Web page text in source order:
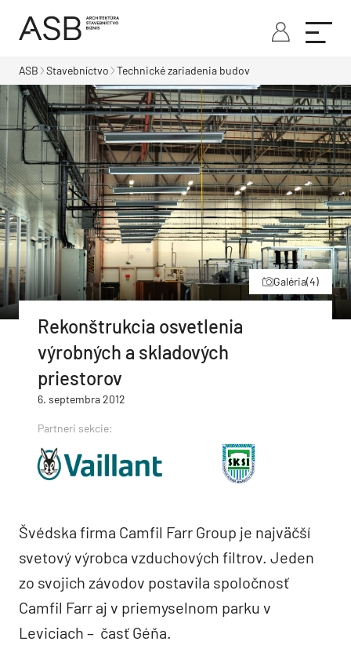
ASB Stavebníctvo Technické zariadenia budov
Galéria(4)
Rekonštrukcia osvetlenia
výrobných a skladových
priestorov
6. septembra 2012
Partneri sekcie:
Švédska firma Camfil Farr Group je najväčší
svetový výrobca vzduchových filtrov. Jeden
zo svojich závodov postavila spoločnosť
Camfil Farr aj v priemyselnom parku v
Leviciach – časť Géňa.